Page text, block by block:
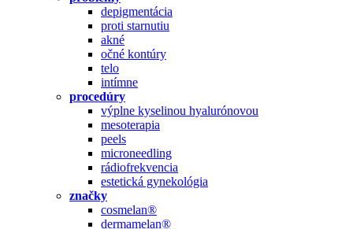
depigmentácia
proti starnutiu
akné
očné kontúry
telo
intímne
procedúry
výplne kyselinou hyalurónovou
mesoterapia
peels
microneedling
rádiofrekvencia
estetická gynekológia
značky
cosmelan®
dermamelan®